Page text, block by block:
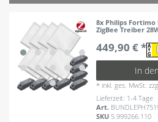
8x Philips Fortimo
ZigBee Treiber
449,90 € *
In
* inkl. ges. MwSt.
Lieferzeit: 1-4 Tage
Art.
SKU 5.999266.110